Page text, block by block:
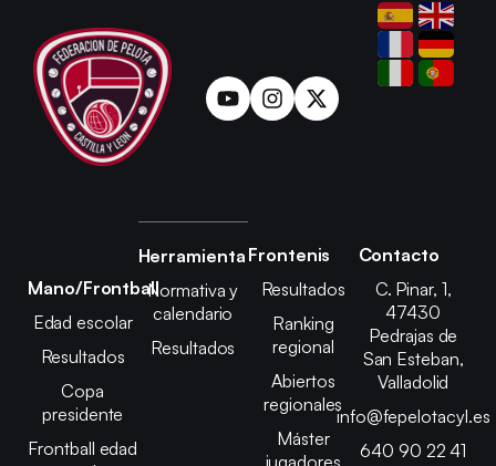
Mano/Frontball
Edad escolar
Resultados
Copa
presidente
Frontball edad
Herramienta
Normativa y
calendario
Resultados
Frontenis
Resultados
Ranking
regional
Abiertos
regionales
Máster
jugadores
Contacto
C. Pinar, 1,
47430
Pedrajas de
San Esteban,
Valladolid
info@fepelotacyl.es
640 90 22 41